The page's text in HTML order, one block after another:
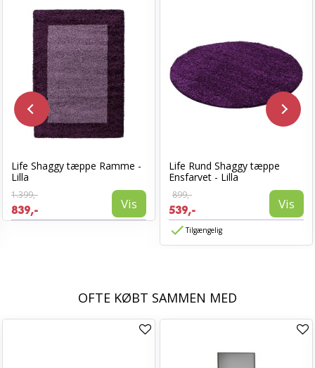
Life Shaggy tæppe Ramme -
Lilla
1.399,-
839,- Vis
Life Rund Shaggy tæppe
Ensfarvet - Lilla
899,-
539,- Vis
Tilgængelig
OFTE KØBT SAMMEN MED